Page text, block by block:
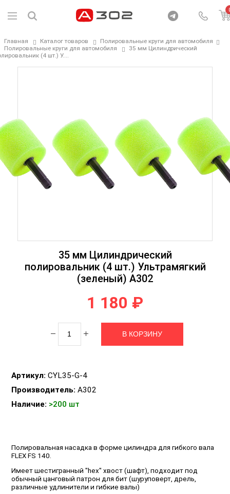
Главная Каталог товаров
Полировальные круги для автомобиля
Полировальные круги для автомобиля
35 мм Цилиндрический
(4 шт.) У....
35 мм Цилиндрический
полировальник (4 шт.) Ультрамягкий
(зеленый) А302
1 180 ₽
Артикул:CYL35-G-4
Производитель:A302
Наличие: >200 шт
Полировальная насадка в форме цилиндра для гибкого вала
FLEX FS 140.
Имеет шестигранный "hex" хвост (шафт), подходит под
обычный цанговый патрон для бит (шуруповерт, дрель,
различные удлинители и гибкие валы)